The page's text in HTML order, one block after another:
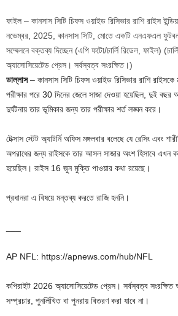
ফাইল – কানসাস সিটি চিফস ওয়াইড রিসিভার রাশি রাইস
নভেম্বর, 2025, কানসাস সিটি, মোতে একটি এনএফএল ফুটবল
সম্মেলনে বক্তব্য দিচ্ছেন (এপি ফটো/চার্লি রিডেল, ফাইল)
অ্যাসোসিয়েটেড প্রেস। সর্বস্বত্ব সংরক্ষিত।)
ডাল্লাস– কানসাস সিটি চিফস ওয়াইড রিসিভার রাশি রাইসকে
পরীক্ষার পরে 30 দিনের জেলে সাজা দেওয়া হয়েছিল, দুই
দুর্ঘটনায় তার ভূমিকার জন্য তার পরীক্ষার শর্ত লঙ্ঘন করে।
টেক্সাস স্টেট অ্যাটর্নি অফিস মঙ্গলবার বলেছে যে রেসিং এবং
অপরাধের জন্য রাইসকে তার আসল সাজার অংশ হিসাবে এখন
হয়েছিল। রাইস 16 জুন মুক্তি পাওয়ার কথা রয়েছে।
প্রধানরা এ বিষয়ে মন্তব্য করতে রাজি হননি।
AP NFL: https://apnews.com/hub/NFL
কপিরাইট 2026 অ্যাসোসিয়েটেড প্রেস। সর্বস্বত্ব সংরক্ষিত
সম্প্রচার, পুনর্লিখিত বা পুনরায় বিতরণ করা যাবে না।